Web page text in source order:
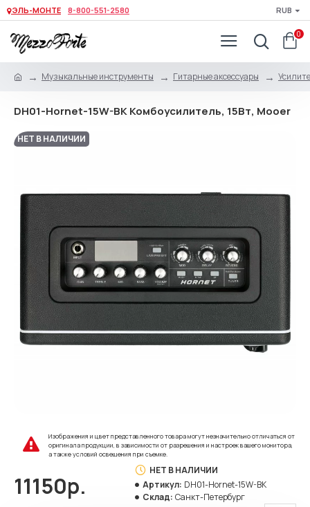
ЭЛЬ-МОНТЕ 8-800-551-2580 RUB
0
Музыкальные инструменты Гитарные аксессуары
DH01-Hornet-15W-BK Комбоусилитель, 15Вт, Mooer
НЕТ В НАЛИЧИИ
Изображения и цвет представленного товара могут незначительно отличаться от
оригинала продукции, в зависимости от разрешения и настроек вашего монитора,
а также условий освещения при съемке.
11150р.
НЕТ В НАЛИЧИИ
Артикул: DH01-Hornet-15W-BK
Склад: Санкт-Петербург